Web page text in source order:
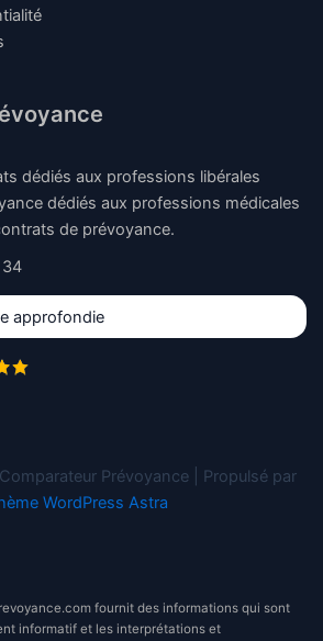
dédiés aux professions libérales
dédiés aux professions médicales
de prévoyance.
approfondie
Prévoyance | Propulsé par
WordPress Astra
fournit des informations qui sont
informatif et les interprétations et